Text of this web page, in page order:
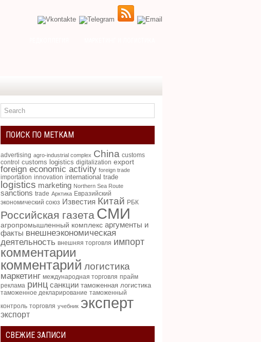
ПОИСК ПО МЕТКАМ
advertising agro-industrial complex China customs
control customs logistics digitalization export
foreign economic activity foreign trade
importation innovation international trade
logistics marketing Northern Sea Route
sanctions trade Арктика Евразийский
экономический союз Известия Китай РБК
Российская газета СМИ
агропромышленный комплекс аргументы и
факты внешнеэкономическая
деятельность внешняя торговля импорт
комментарии
комментарий логистика
маркетинг международная торговля прайм
реклама ринц санкции таможенная логистика
таможенное декларирование таможенный
контроль торговля учебник эксперт
экспорт
СВЕЖИЕ ЗАПИСИ